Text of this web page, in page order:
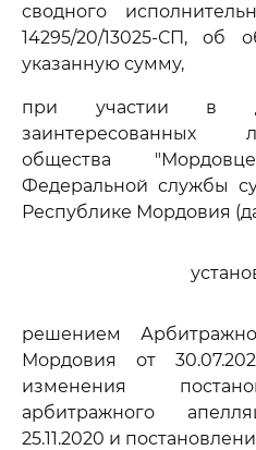
сводного
14295/20/13025-СП, об
указанную сумму,
при участии в
заинтересованных
общества
Федеральной службы
Республике Мордовия
решением
Мордовия от
изменения
арбитражного
25.11.2020 и